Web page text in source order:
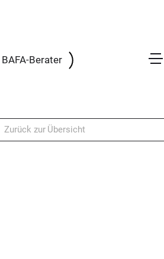
Berater
Zurück zur Übersicht